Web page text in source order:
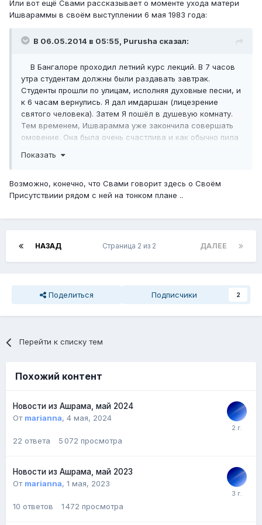
Или вот ещё Свами рассказывает о моменте ухода матери
Ишвараммы в своём выступлении 6 мая 1983 года:
В 06.05.2014 в 05:55, Purusha сказал:
В Бангалоре проходил летний курс лекций. В 7 часов
утра студентам должны были раздавать завтрак.
Студенты прошли по улицам, исполняя духовные песни, и
к 6 часам вернулись. Я дал имдаршан (лицезрение
святого человека). Затем Я пошёл в душевую комнату.
Тем временем, Ишварамма уже закончила совершать
омовение. Она была очень счастлива и как обычно пила
она неожиданно закричала: "Свами, Свами, Свами". Я
последний вздох. Что может более явно подтверждать
её праведность? Она не нуждалась в помощи, ей не
смерти она вспомнила о Свами: обычно ум ищет какой-
о них.
С первого этажа она позвала: "Свами! Свами!" Я
благословить его. Два провода соединились для того,
человек. В то время с ней была её дочь Венкамма и
красивой жизни.
Показать
Возможно, конечно, что Свами говорит здесь о Своём
Присутствиии рядом с ней на тонком плане ..
НАЗАД ДАЛЕЕ
Страница 2 из 2
Поделиться Подписчики 2
Перейти к списку тем
Похожий контент
Новости из Ашрама, май 2024
От marianna, 4 мая, 2024
22 ответа 5 072 просмотра
Новости из Ашрама, май 2023
От marianna, 1 мая, 2023
10 ответов 1 472 просмотра